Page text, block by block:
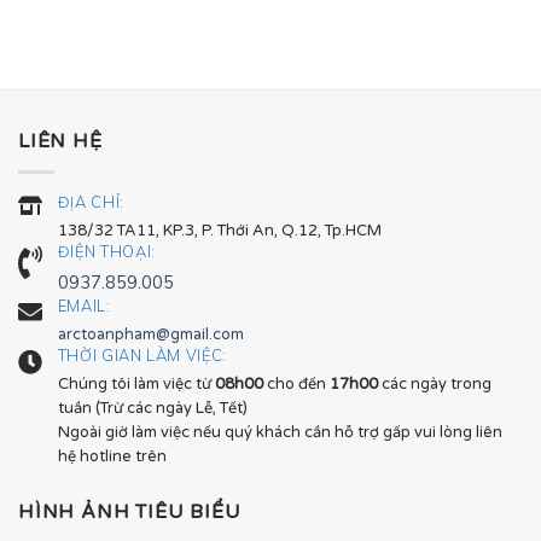
LIÊN HỆ
ĐỊA CHỈ:
138/32 TA11, KP.3, P. Thới An, Q.12, Tp.HCM
ĐIỆN THOẠI:
0937.859.005
EMAIL:
arctoanpham@gmail.com
THỜI GIAN LÀM VIỆC:
Chúng tôi làm việc từ08h00cho đến 17h00các ngày trong
tuần (Trừ các ngày Lễ, Tết)
Ngoài giờ làm việc nếu quý khách cần hỗ trợ gấp vui lòng liên
hệ hotline trên
HÌNH ẢNH TIÊU BIỂU